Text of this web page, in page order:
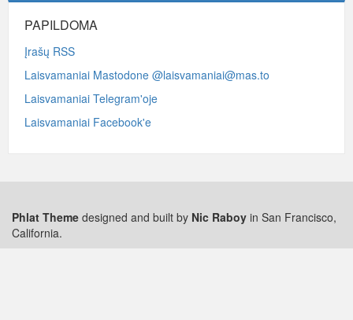
PAPILDOMA
Įrašų RSS
Laisvamaniai Mastodone @laisvamaniai@mas.to
Laisvamaniai Telegram'oje
Laisvamaniai Facebook'e
Phlat Theme designed and built by Nic Raboy in San Francisco,
California.